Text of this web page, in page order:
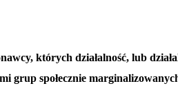
których działalność, lub
grup społecznie